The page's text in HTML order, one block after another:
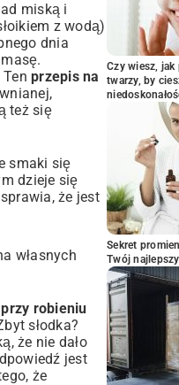
miską i
z wodą)
dnia
przepis na
też się
smaki się
dzieje się
że jest
własnych
przy robieniu
słodka?
że nie dało
jest
że
Czy wiesz, jak
twarzy, by
Sekret
Twój